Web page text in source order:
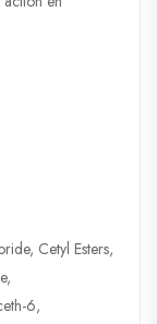
Cetyl Esters,
6,